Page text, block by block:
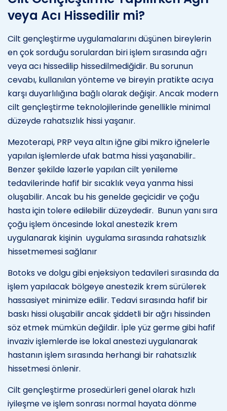
veya Acı Hissedilir mi?
Cilt gençleştirme uygulamalarını düşünen bireylerin
en çok sorduğu sorulardan biri işlem sırasında ağrı
veya acı hissedilip hissedilmediğidir. Bu sorunun
cevabı, kullanılan yönteme ve bireyin pratikte acıya
karşı duyarlılığına bağlı olarak değişir. Ancak modern
cilt gençleştirme teknolojilerinde genellikle minimal
düzeyde rahatsızlık hissi yaşanır.
Mezoterapi, PRP veya altın iğne gibi mikro iğnelerle
yapılan işlemlerde ufak batma hissi yaşanabilir..
Benzer şekilde lazerle yapılan cilt yenileme
tedavilerinde hafif bir sıcaklık veya yanma hissi
oluşabilir. Ancak bu his genelde geçicidir ve çoğu
hasta için tolere edilebilir düzeydedir. Bunun yanı sıra
çoğu işlem öncesinde lokal anestezik krem
uygulanarak kişinin uygulama sırasında rahatsızlık
hissetmemesi sağlanır
Botoks ve dolgu gibi enjeksiyon tedavileri sırasında da
işlem yapılacak bölgeye anestezik krem sürülerek
hassasiyet minimize edilir. Tedavi sırasında hafif bir
baskı hissi oluşabilir ancak şiddetli bir ağrı hissinden
söz etmek mümkün değildir. İple yüz germe gibi hafif
invaziv işlemlerde ise lokal anestezi uygulanarak
hastanın işlem sırasında herhangi bir rahatsızlık
hissetmesi önlenir.
Cilt gençleştirme prosedürleri genel olarak hızlı
iyileşme ve işlem sonrası normal hayata dönme